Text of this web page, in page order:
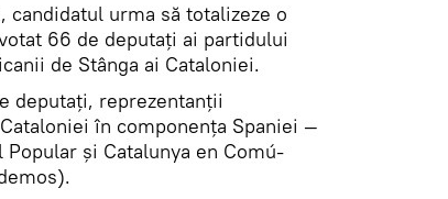
urma să totalizeze o
66 de deputați ai partidului
de Stânga ai Cataloniei.
deputați, reprezentanții
în componența Spaniei —
și Catalunya en Comú-